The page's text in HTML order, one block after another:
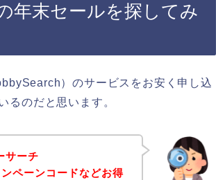
年末セールを探してみ
）のサービスをお安く申し込
るのだと思います。
サーチ
ペーンコードなどお得